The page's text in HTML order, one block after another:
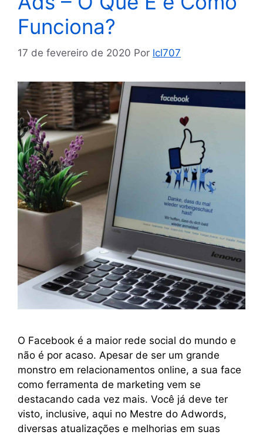
Funciona?
17 de fevereiro de 2020 Por lcl707
O Facebook é a maior rede social do mundo e
não é por acaso. Apesar de ser um grande
monstro em relacionamentos online, a sua face
como ferramenta de marketing vem se
destacando cada vez mais. Você já deve ter
visto, inclusive, aqui no Mestre do Adwords,
diversas atualizações e melhorias em suas